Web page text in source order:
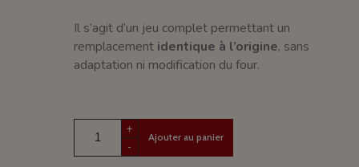
Il s’agit d’un jeu complet permettant un
remplacement identique à l’origine, sans
adaptation ni modification du four.
+
-
Ajouter au panier